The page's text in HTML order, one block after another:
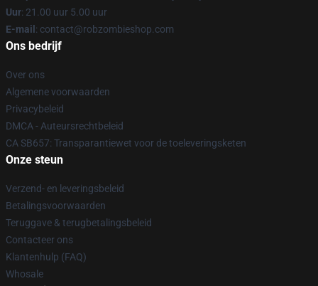
Uur: 21.00 uur 5.00 uur
E-mail : contact@robzombieshop.com
Ons bedrijf
Over ons
Algemene voorwaarden
Privacybeleid
DMCA - Auteursrechtbeleid
CA SB657: Transparantiewet voor de toeleveringsketen
Onze steun
Verzend- en leveringsbeleid
Betalingsvoorwaarden
Teruggave & terugbetalingsbeleid
Contacteer ons
Klantenhulp (FAQ)
Whosale